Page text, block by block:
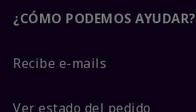
¿CÓMO PODEMOS AYUDAR?
Recibe e-mails
Ver estado del pedido